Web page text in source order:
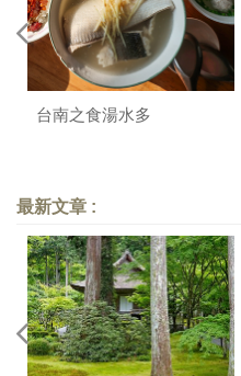
台南之食湯水多
最新文章 :